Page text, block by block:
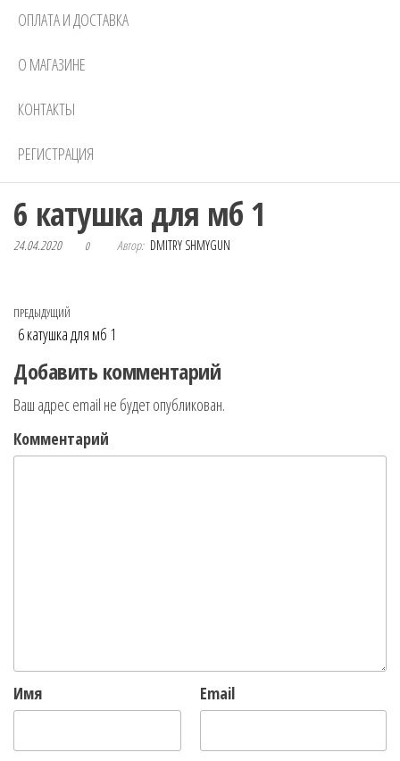
ОПЛАТА И ДОСТАВКА
О МАГАЗИНЕ
КОНТАКТЫ
РЕГИСТРАЦИЯ
6 катушка для мб 1
24.04.2020 0 Автор: DMITRY SHMYGUN
Навигация по записям
Предыдущая запись
ПРЕДЫДУЩИЙ
6 катушка для мб 1
Добавить комментарий
Ваш адрес email не будет опубликован.
Комментарий
Имя Email